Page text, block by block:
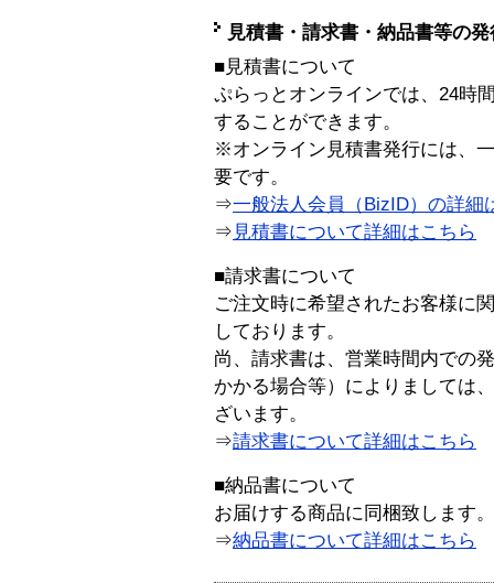
見積書・請求書・納品書等の
■見積書について
ぷらっとオンラインでは、24時
することができます。
※オンライン見積書発行には、
要です。
⇒一般法人会員（BizID）の詳細
⇒ 見積書について詳細はこちら
■請求書について
ご注文時に希望されたお客様に
しております。
尚、請求書は、営業時間内での
かかる場合等）によりましては
ざいます。
⇒請求書について詳細はこちら
■納品書について
お届けする商品に同梱致します。
⇒納品書について詳細はこちら